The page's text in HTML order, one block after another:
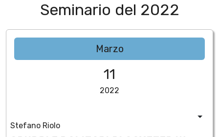
Seminario del 2022
Marzo
11
2022
Stefano Riolo